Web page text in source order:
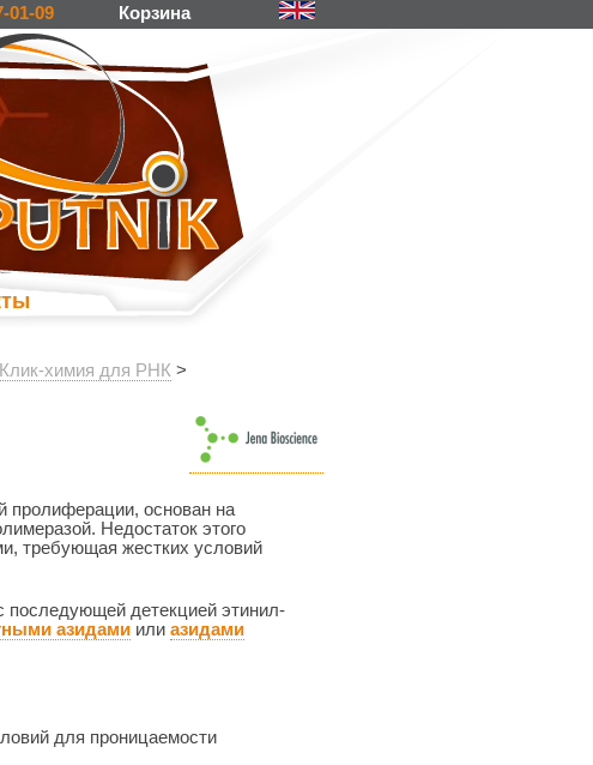
01-09 Корзина
Клик-химия для РНК >
пролиферации, основан на
Недостаток этого
требующая жестких условий
последующей детекцией этинил-
азидами или азидами
для проницаемости